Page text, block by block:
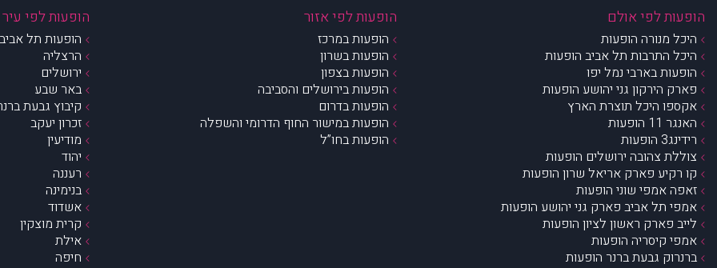
הופעות לפי אולם
היכל מנורה הופעות
היכל התרבות תל אביב הופעות
הופעות בארבי נמל יפו
פארק הירקון גני יהושע הופעות
אקספו היכל תוצרת הארץ
האנגר 11 הופעות
רידינג3 הופעות
צוללת צהובה ירושלים הופעות
קו רקיע פארק אריאל שרון הופעות
זאפה אמפי שוני הופעות
אמפי תל אביב פארק גני יהושע הופעות
לייב פארק ראשון לציון הופעות
אמפי קיסריה הופעות
ברנרוק גבעת ברנר הופעות
הופעות לפי אזור
הופעות במרכז
הופעות בשרון
הופעות בצפון
הופעות בירושלים והסביבה
הופעות בדרום
הופעות במישור החוף הדרומי והשפלה
הופעות בחו”ל
הופעות לפי עיר
הופעות תל
הרצליה
ירושלים
באר שבע
קיבוץ גבעת
זכרון יעקב
מודיעין
יהוד
רעננה
בנימינה
אשדוד
קרית מוצקין
אילת
חיפה